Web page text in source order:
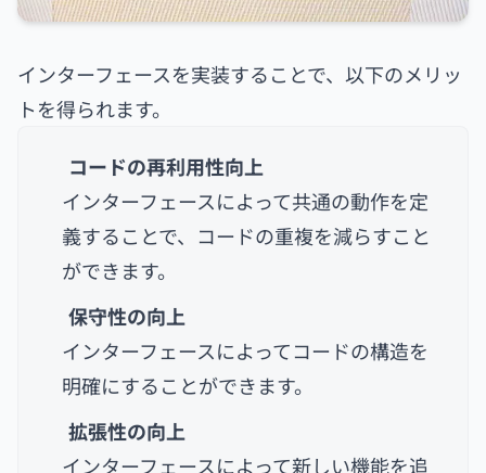
インターフェースを実装することで、以下のメリッ
トを得られます。
コードの再利用性向上
インターフェースによって共通の動作を定
義することで、コードの重複を減らすこと
ができます。
保守性の向上
インターフェースによってコードの構造を
明確にすることができます。
拡張性の向上
インターフェースによって新しい機能を追